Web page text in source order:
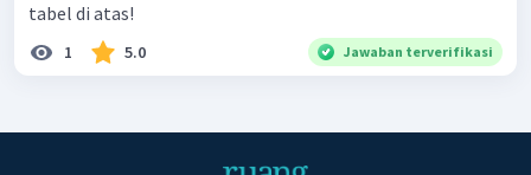
tabel di atas!
1 5.0 Jawaban terverifikasi